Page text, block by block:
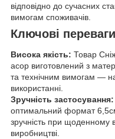
відповідно до сучасних
вимогам споживачів.
Ключові переваги
Висока якість: Товар
асор виготовлений з
та технічним вимогам —
використанні.
Зручність застосування:
оптимальний формат
зручність при щоденному
виробництві.